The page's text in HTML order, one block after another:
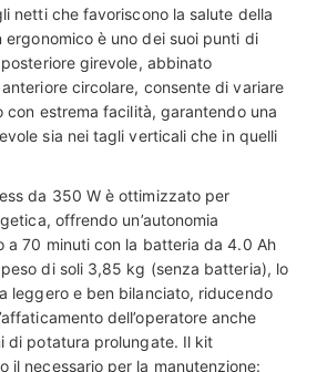
netti che favoriscono la salute della
ergonomico è uno dei suoi punti di
girevole, abbinato
anteriore circolare, consente di variare
con estrema facilità, garantendo una
sia nei tagli verticali che in quelli
da 350 W è ottimizzato per
offrendo un’autonomia
a 70 minuti con la batteria da 4.0 Ah
di soli 3,85 kg (senza batteria), lo
leggero e ben bilanciato, riducendo
dell’operatore anche
di potatura prolungate. Il kit
il necessario per la manutenzione: